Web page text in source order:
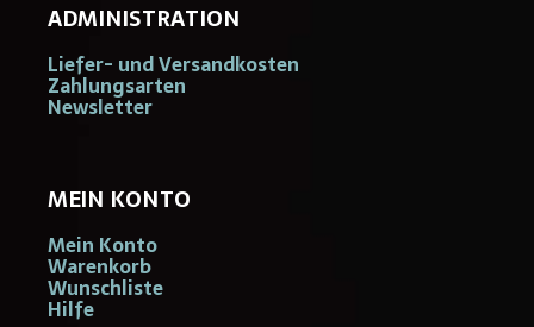
ADMINISTRATION
Liefer- und Versandkosten
Zahlungsarten
Newsletter
MEIN KONTO
Mein Konto
Warenkorb
Wunschliste
Hilfe